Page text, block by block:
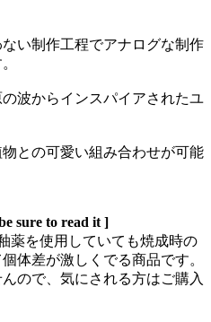
い制作工程でアナログな制作
波からインスパイアされたユ
との可愛い組み合わせが可能
sure to read it ]
薬を使用していても焼成時の
体差が激しくでる商品です。
ので、気にされる方はご購入